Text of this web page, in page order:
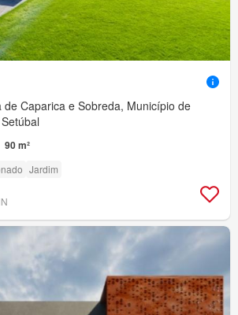
de Caparica e Sobreda, Município de
90 m²
Jardim